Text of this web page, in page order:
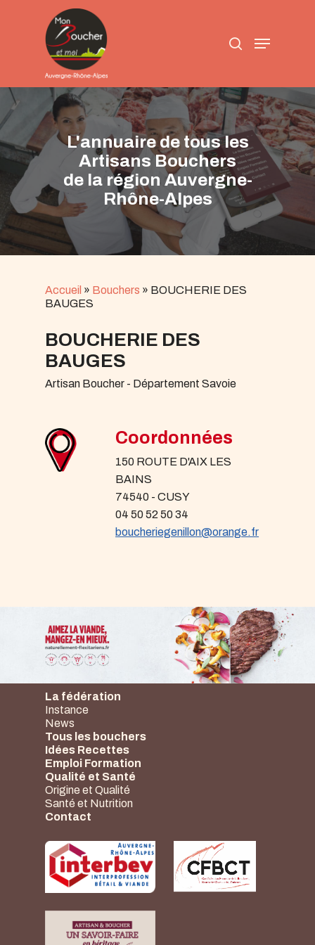
Menu
L'annuaire de tous les
Artisans Bouchers
de la région Auvergne-
Rhône-Alpes
Accueil » Bouchers » BOUCHERIE DES
BAUGES
BOUCHERIE DES
BAUGES
Artisan Boucher - Département Savoie
Coordonnées
150 ROUTE D'AIX LES
BAINS
74540 - CUSY
04 50 52 50 34
boucheriegenillon@orange.fr
La fédération
Instance
News
Tous les bouchers
Idées Recettes
Emploi Formation
Qualité et Santé
Origine et Qualité
Santé et Nutrition
Contact